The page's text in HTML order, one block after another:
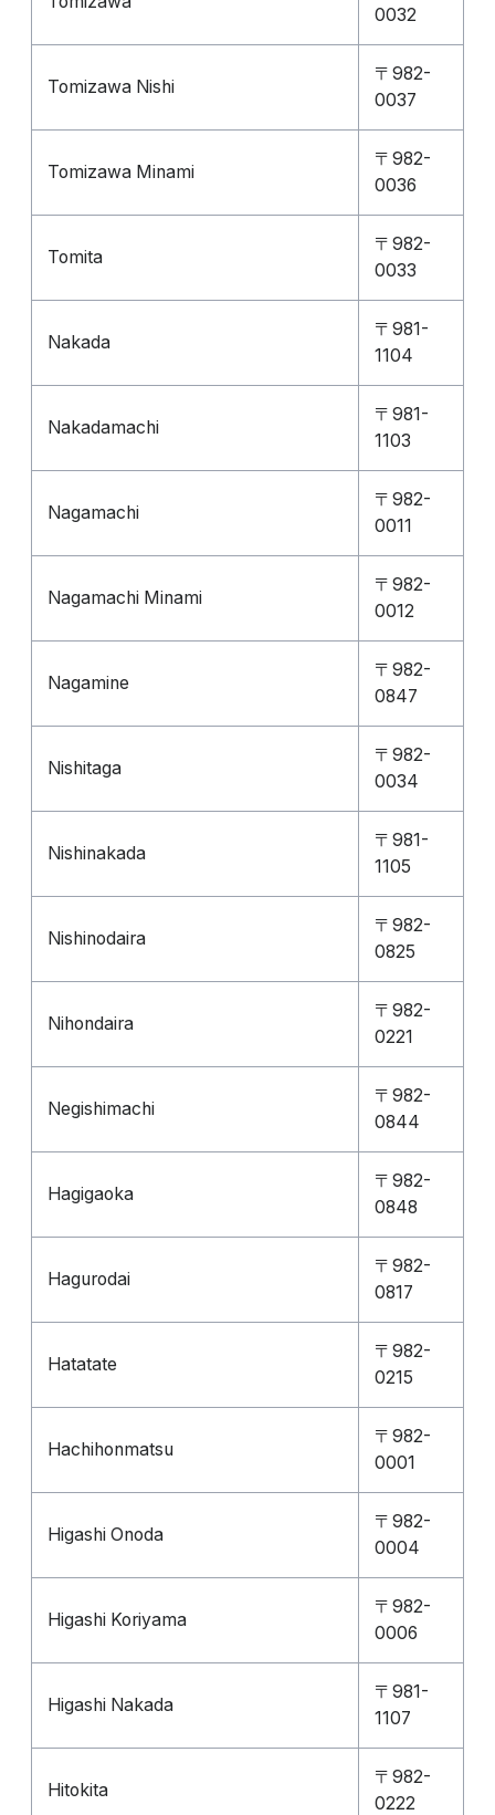
0032
Tomizawa Nishi
〒982-
0037
Tomizawa Minami
〒982-
0036
Tomita
〒982-
0033
Nakada
〒981-
1104
Nakadamachi
〒981-
1103
Nagamachi
〒982-
0011
Nagamachi Minami
〒982-
0012
Nagamine
〒982-
0847
Nishitaga
〒982-
0034
Nishinakada
〒981-
1105
Nishinodaira
〒982-
0825
Nihondaira
〒982-
0221
Negishimachi
〒982-
0844
Hagigaoka
〒982-
0848
Hagurodai
〒982-
0817
Hatatate
〒982-
0215
Hachihonmatsu
〒982-
0001
Higashi Onoda
〒982-
0004
Higashi Koriyama
〒982-
0006
Higashi Nakada
〒981-
1107
Hitokita
〒982-
0222